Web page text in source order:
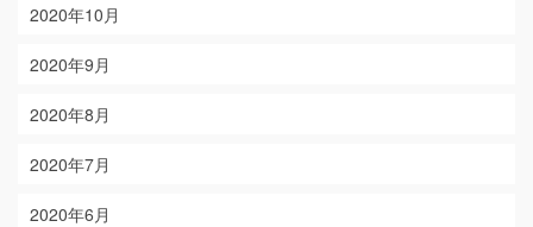
2020年10月
2020年9月
2020年8月
2020年7月
2020年6月